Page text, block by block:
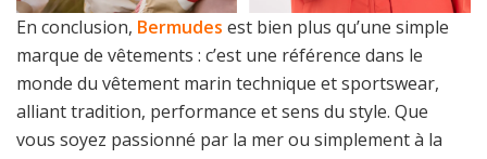
En conclusion, Bermudes est bien plus qu’une simple
marque de vêtements : c’est une référence dans le
monde du vêtement marin technique et sportswear,
alliant tradition, performance et sens du style. Que
vous soyez passionné par la mer ou simplement à la